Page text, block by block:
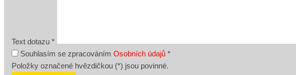
Text dotazu *
Souhlasím se zpracováním Osobních údajů *
Položky označené hvězdičkou (*) jsou povinné.